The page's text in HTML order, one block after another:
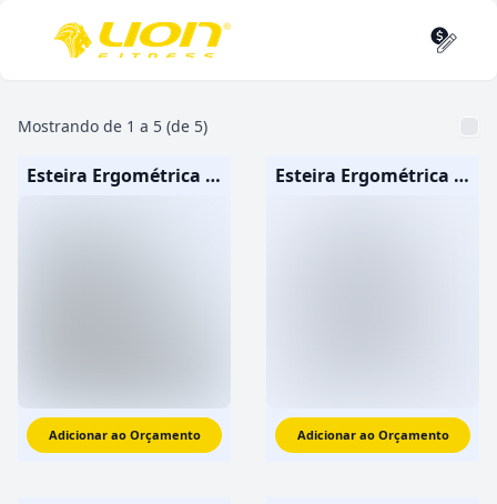
Mostrando de 1 a 5 (de 5)
Esteira Ergométrica Profissional X4
Adicionar ao Orçamento
Esteira Ergométrica Profissional X4i
Adicionar ao Orçamento